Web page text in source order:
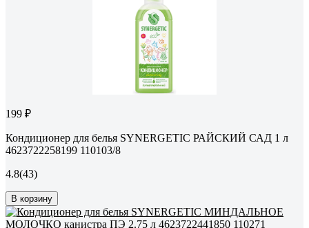
199 ₽
Кондиционер для белья SYNERGETIC РАЙСКИЙ САД 1 л
4623722258199 110103/8
4.8(43)
В корзину